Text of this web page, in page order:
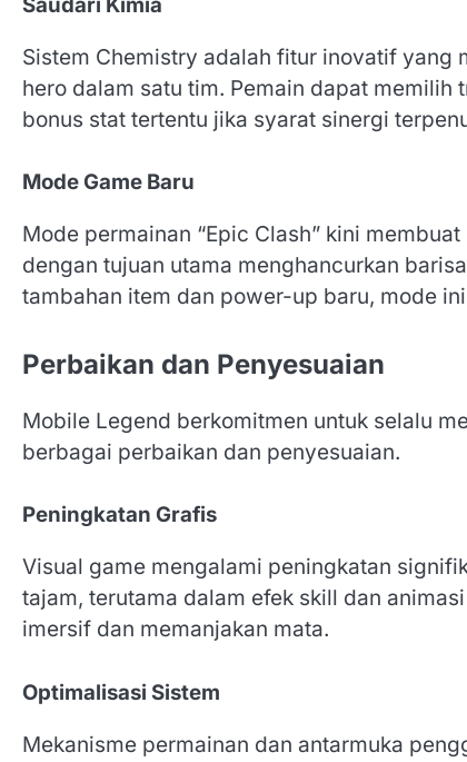
Sistem Chemistry adalah fitur inovatif yang
hero dalam satu tim. Pemain dapat
bonus stat tertentu jika syarat sinergi
Mode Game Baru
Mode permainan “Epic Clash” kini
dengan tujuan utama menghancurkan
tambahan item dan power-up baru, mode
Perbaikan dan Penyesuaian
Mobile Legend berkomitmen untuk selalu
berbagai perbaikan dan penyesuaian.
Peningkatan Grafis
Visual game mengalami peningkatan
tajam, terutama dalam efek skill dan
imersif dan memanjakan mata.
Optimalisasi Sistem
Mekanisme permainan dan antarmuka